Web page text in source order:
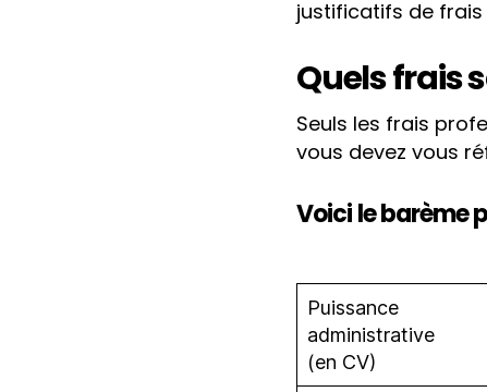
justificatifs de
Quels frais
Seuls les frais
vous devez vous
Voici le barème
Puissance
administrative
(en CV)